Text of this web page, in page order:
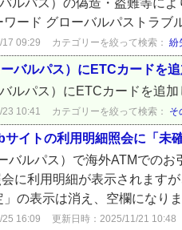
ルパス）の偽造・盗難等に
ード グローバルパストラブ
09:29 カテゴリーを絞って検索： 紛
バルパス）にETCカードを
ルパス）にETCカードを追
10:41 カテゴリーを絞って検索： そ
イトの利用明細照会に「未
バルパス）で海外ATMでの
に利用明細が表示されます
」の表示は消え、空欄になり
16:09 更新日時：2025/11/21 10:48